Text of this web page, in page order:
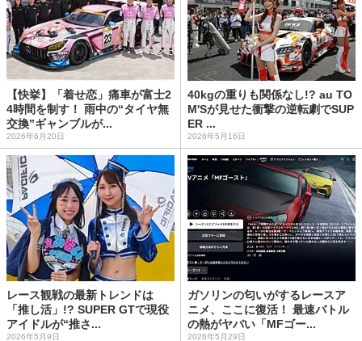
【快挙】「着せ恋」痛車が富士2
4時間を制す！ 雨中の“タイヤ無
交換”ギャンブルが...
2026年6月20日
40kgの重りも関係なし!? au TO
M'Sが見せた衝撃の逆転劇でSUP
ER ...
2026年5月16日
レース観戦の最新トレンドは
「推し活」!? SUPER GTで現役
アイドルが“推さ...
2026年5月9日
ガソリンの匂いがするレースア
ニメ、ここに復活！ 最速バトル
の熱がヤバい「MFゴー...
2026年5月29日